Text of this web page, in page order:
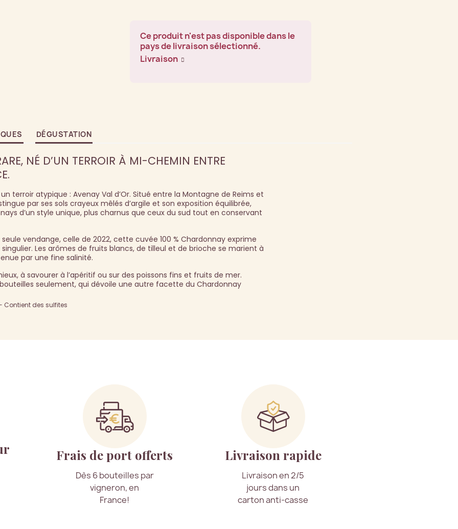
Ce produit n'est pas disponible dans le
pays de livraison sélectionné.
Livraison
DÉGUSTATION
NÉ D’UN TERROIR À MI-CHEMIN ENTRE
terroir atypique : Avenay Val d’Or. Situé entre la Montagne de Reims et
par ses sols crayeux mêlés d’argile et son exposition équilibrée,
d’un style unique, plus charnus que ceux du sud tout en conservant
seule vendange, celle de 2022, cette cuvée 100 % Chardonnay exprime
Les arômes de fruits blancs, de tilleul et de brioche se marient à
par une fine salinité.
à savourer à l’apéritif ou sur des poissons fins et fruits de mer.
seulement, qui dévoile une autre facette du Chardonnay
Contient des sulfites
Frais de port offerts
Dès 6 bouteilles par
vigneron, en
France!
Livraison rapide
Livraison en 2/5
jours dans un
carton anti-casse